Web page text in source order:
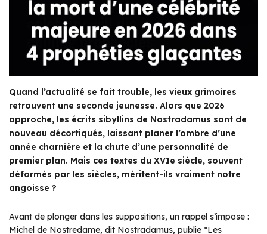
Quand l’actualité se fait trouble, les vieux grimoires
retrouvent une seconde jeunesse. Alors que 2026
approche, les écrits sibyllins de Nostradamus sont de
nouveau décortiqués, laissant planer l’ombre d’une
année charnière et la chute d’une personnalité de
premier plan. Mais ces textes du XVIe siècle, souvent
déformés par les siècles, méritent-ils vraiment notre
angoisse ?
Avant de plonger dans les suppositions, un rappel s’impose :
Michel de Nostredame, dit Nostradamus, publie *Les